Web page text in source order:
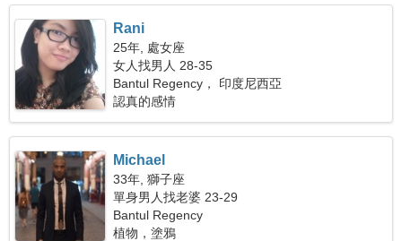
Rani
25年, 處女座
女人找男人 28-35
Bantul Regency， 印度尼西亞
認真的感情
Michael
33年, 獅子座
單身男人找老婆 23-29
Bantul Regency
植物，塗鴉